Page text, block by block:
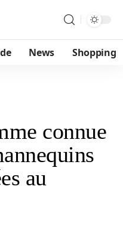
News Shopping
connue
au